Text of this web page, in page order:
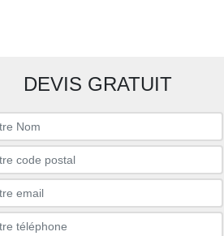
DEVIS GRATUIT